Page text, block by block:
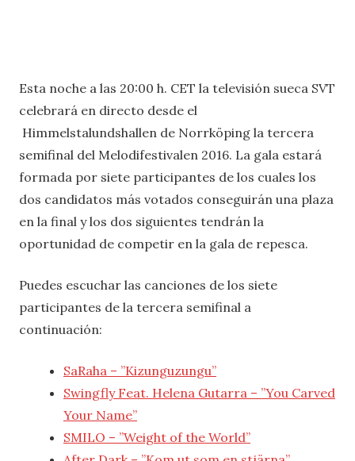
Esta noche a las 20:00 h. CET la televisión sueca SVT
celebrará en directo desde el
Himmelstalundshallen de Norrköping la tercera
semifinal del Melodifestivalen 2016. La gala estará
formada por siete participantes de los cuales los
dos candidatos más votados conseguirán una plaza
en la final y los dos siguientes tendrán la
oportunidad de competir en la gala de repesca.
Puedes escuchar las canciones de los siete
participantes de la tercera semifinal a
continuación:
SaRaha – ”Kizunguzungu”
Swingfly Feat. Helena Gutarra – ”You Carved
Your Name”
SMILO – ”Weight of the World”